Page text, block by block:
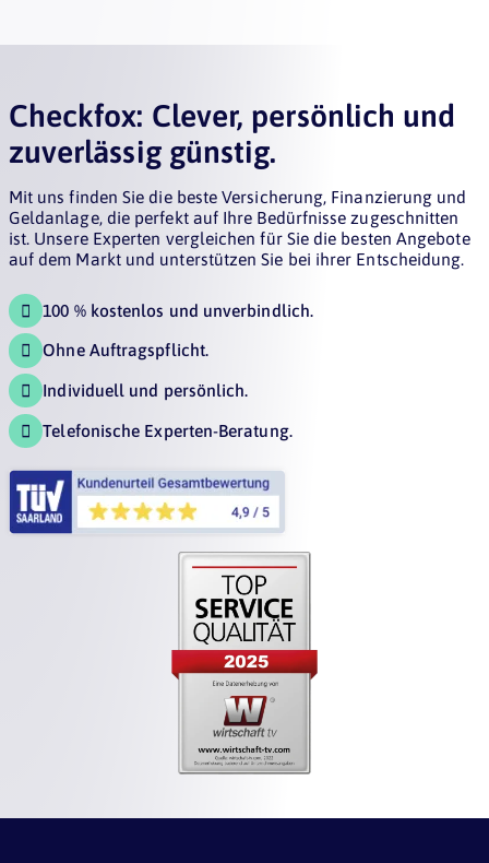
Checkfox: Clever, persönlich und
zuverlässig günstig.
Mit uns finden Sie die beste Versicherung, Finanzierung und
Geldanlage, die perfekt auf Ihre Bedürfnisse zugeschnitten
ist. Unsere Experten vergleichen für Sie die besten Angebote
auf dem Markt und unterstützen Sie bei ihrer Entscheidung.
 100 % kostenlos und unverbindlich.
 Ohne Auftragspflicht.
 Individuell und persönlich.
 Telefonische Experten-Beratung.